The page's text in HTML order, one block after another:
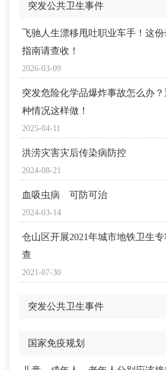
突发公共卫生事件
2026-03-09
飞驰人生漂移甩吐职业车手！这
指南请查收！
2025-04-11
突发危险化学品爆炸事故怎么办
种情况这样做！
2024-08-21
洪涝灾害灾后传染病防控
2024-03-14
血吸虫病 可防可治
2021-07-30
仓山区开展2021年城市地铁卫生
查
突发公共卫生事件
国家免疫规划